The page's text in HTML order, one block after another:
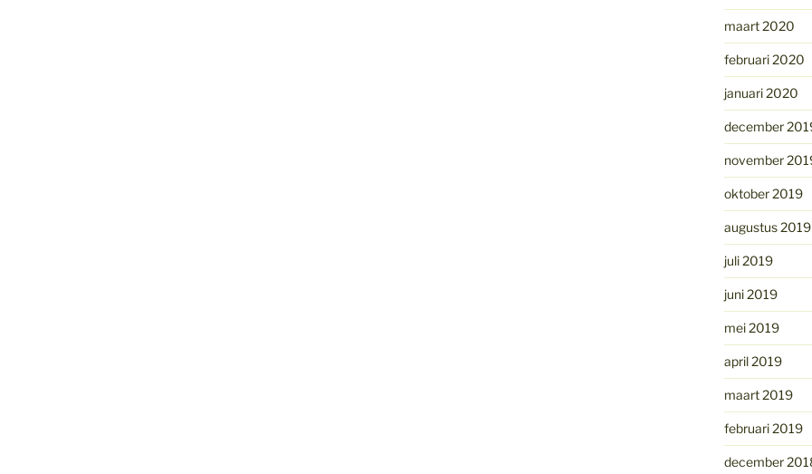
maart 2020
februari 2020
januari 2020
december
november
oktober 2019
augustus 2019
juli 2019
juni 2019
mei 2019
april 2019
maart 2019
februari 2019
december